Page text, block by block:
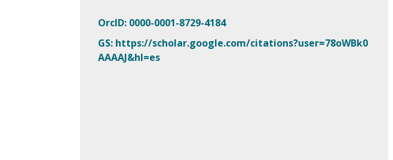
OrcID: 0000-0001-8729-4184
GS: https://scholar.google.com/citations?user=78oWBk0
AAAAJ&hl=es